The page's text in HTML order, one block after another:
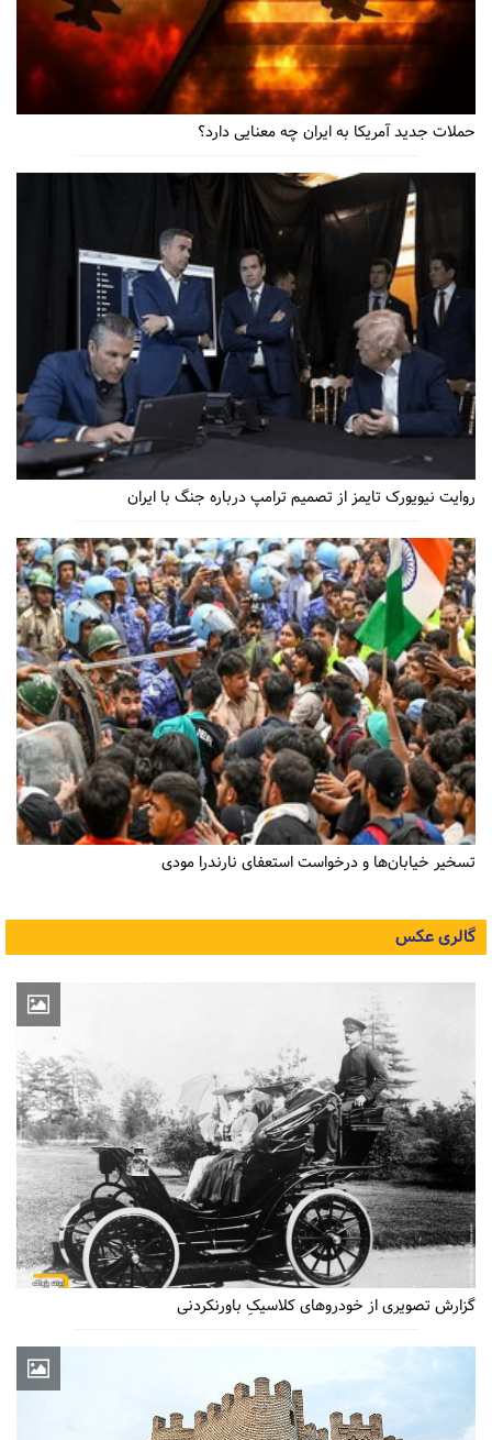
حملات جدید آمریکا به ایران چه معنایی دارد؟
روایت نیویورک تایمز از تصمیم ترامپ درباره جنگ با ایران
تسخیر خیابان‌ها و درخواست استعفای نارندرا مودی
گالری عکس
گزارش تصویری از خودروهای کلاسیکِ باورنکردنی